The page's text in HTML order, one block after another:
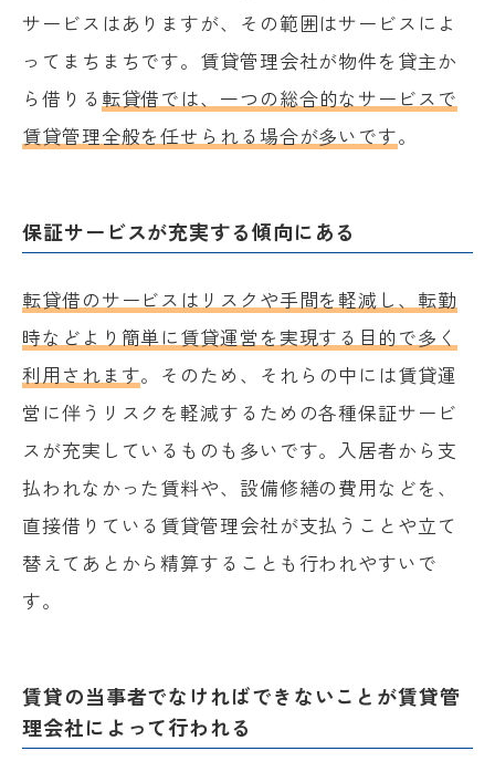
サービスはありますが、その範囲はサービスによ
ってまちまちです。賃貸管理会社が物件を貸主か
ら借りる 転貸借では、一つの総合的なサービスで
賃貸管理全般を任せられる場合が多いです。
保証サービスが充実する傾向にある
転貸借のサービスはリスクや手間を軽減し、転勤
時などより簡単に賃貸運営を実現する目的で多く
利用されます。そのため、それらの中には賃貸運
営に伴うリスクを軽減するための各種保証サービ
スが充実しているものも多いです。入居者から支
払われなかった賃料や、設備修繕の費用などを、
直接借りている賃貸管理会社が支払うことや立て
替えてあとから精算することも行われやすいで
す。
賃貸の当事者でなければできないことが賃貸管
理会社によって行われる